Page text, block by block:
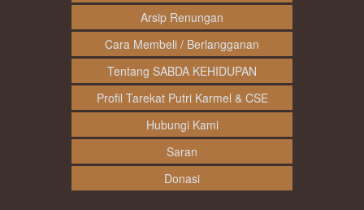
Arsip Renungan
Cara Membeli / Berlangganan
Tentang SABDA KEHIDUPAN
Profil Tarekat Putri Karmel & CSE
Hubungi Kami
Saran
Donasi